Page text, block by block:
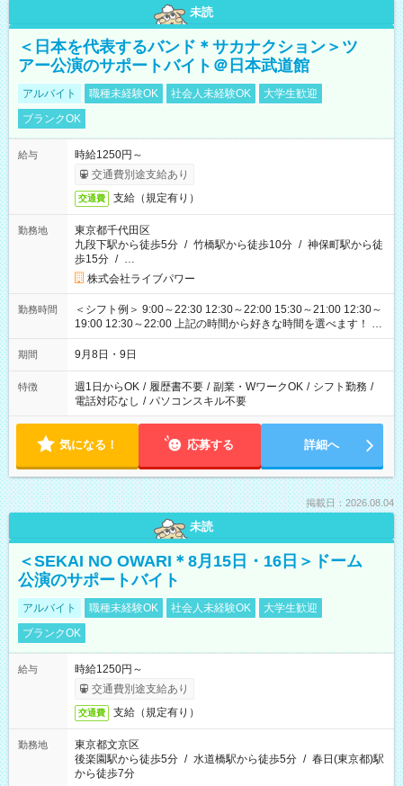
未読
＜日本を代表するバンド＊サカナクション＞ツ
アー公演のサポートバイト＠日本武道館
アルバイト 職種未経験OK 社会人未経験OK
大学生歓迎
ブランクOK
給与
時給1250円～
交通費別途支給あり
交通費 支給（規定有り）
勤務地
東京都千代田区
九段下駅から徒歩5分 / 竹橋駅から徒歩10分 / 神保町駅から徒
歩15分 / …
株式会社ライブパワー
勤務時間
＜シフト例＞ 9:00～22:30 12:30～22:00 15:30～21:00 12:30～
19:00 12:30～22:00 上記の時間から好きな時間を選べます！ ※
時間は変更となる可能性があります
期間 9月8日・9日
特徴 週1日からOK / 履歴書不要 / 副業・WワークOK / シフト勤務 /
電話対応なし / パソコンスキル不要
気になる！ 応募する 詳細へ
掲載日：2026.08.04
未読
＜SEKAI NO OWARI＊8月15日・16日＞ドーム
公演のサポートバイト
アルバイト 職種未経験OK 社会人未経験OK
大学生歓迎
ブランクOK
給与
時給1250円～
交通費別途支給あり
交通費 支給（規定有り）
勤務地
東京都文京区
後楽園駅から徒歩5分 / 水道橋駅から徒歩5分 / 春日(東京都)駅
から徒歩7分